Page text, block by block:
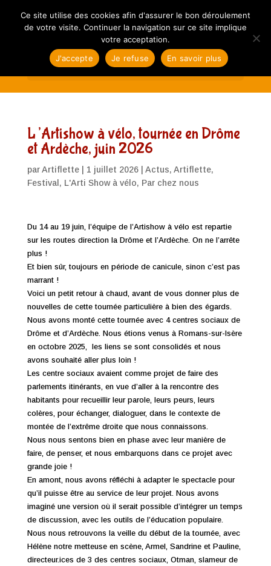
Sélectionner une page
L’Artishow à vélo, tournée en Drôme
et Ardèche, juin 2026
parArtiflette| 1 juillet 2026| Actus, Artiflette,
Festival , L'Arti Show à vélo, Par chez nous
Du 14 au 19 juin, l’équipe de l’Artishow à vélo est repartie
sur les routes direction la Drôme et l’Ardèche. On ne l’arrête
plus !
Et bien sûr, toujours en période de canicule, sinon c’est pas
marrant !
Voici un petit retour à chaud, avant de vous donner plus de
nouvelles de cette tournée particulière à bien des égards.
Nous avons monté cette tournée avec 4 centres sociaux de
Drôme et d’Ardèche. Nous étions venus à Romans-sur-Isère
en octobre 2025, les liens se sont consolidés et nous
avons souhaité aller plus loin !
Les centre sociaux avaient comme projet de faire des
parlements itinérants, en vue d’aller à la rencontre des
habitants pour recueillir leur parole, leurs peurs, leurs
colères, pour échanger, dialoguer, dans le contexte de
montée de l’extrême droite que nous connaissons.
Nous nous sentons bien en phase avec leur manière de
faire, de penser, et nous embarquons dans ce projet avec
grande joie !
En amont, nous avons réfléchi à adapter le spectacle pour
qu’il puisse être au service de leur projet. Nous avons
imaginé une version où il serait possible d’intégrer un temps
de discussion, avec les outils de l’éducation populaire.
Nous nous retrouvons la veille du début de la tournée, avec
Hélène notre metteuse en scène, Armel, Sandrine et Pauline,
directeur.ices de 3 des centres sociaux, Otman, slameur de
Ce site utilise des cookies afin d'assurer le bon déroulement
de votre visite. Continuer la navigation sur ce site implique
votre acceptation.
J'accepte
Je refuse En savoir plus